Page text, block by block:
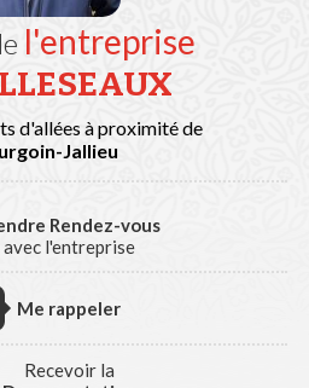
l'entreprise
d'allées à proximité de
Jallieu
Rendez-vous
avec l'entreprise
Me rappeler
Recevoir la